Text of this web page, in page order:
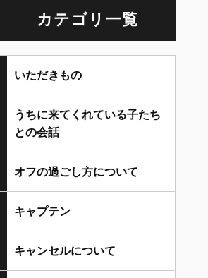
カテゴリ一覧
いただきもの
うちに来てくれている子たち
との会話
オフの過ごし方について
キャプテン
キャンセルについて